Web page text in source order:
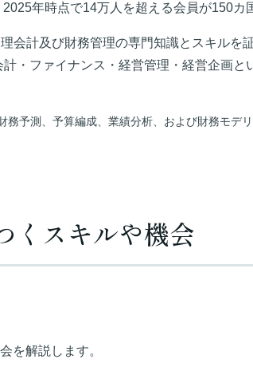
年時点で14万人を超える会員が150カ
会計及び財務管理の専門知識とスキルを
・ファイナンス・経営管理・経営企画と
予測、予算編成、業績分析、および財務モデ
くスキルや機会
を解説します。